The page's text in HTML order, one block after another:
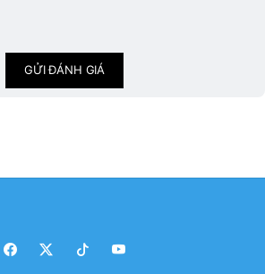
GỬI ĐÁNH GIÁ